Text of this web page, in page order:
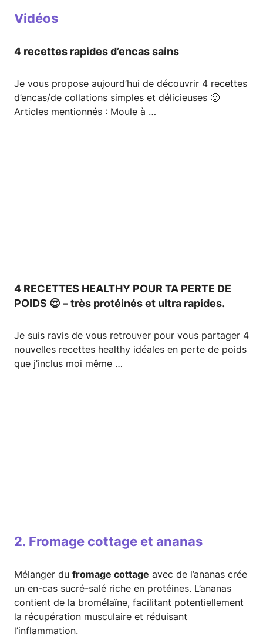
Vidéos
4 recettes rapides d’encas sains
Je vous propose aujourd’hui de découvrir 4 recettes
d’encas/de collations simples et délicieuses 🙂
Articles mentionnés : Moule à …
4 RECETTES HEALTHY POUR TA PERTE DE
POIDS 😍 – très protéinés et ultra rapides.
Je suis ravis de vous retrouver pour vous partager 4
nouvelles recettes healthy idéales en perte de poids
que j’inclus moi même …
2. Fromage cottage et ananas
Mélanger du fromage cottage avec de l’ananas crée
un en-cas sucré-salé riche en protéines. L’ananas
contient de la bromélaïne, facilitant potentiellement
la récupération musculaire et réduisant
l’inflammation.